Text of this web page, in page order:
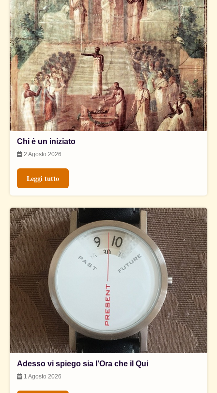
Chi è un iniziato
2 Agosto 2026
Leggi tutto
Adesso vi spiego sia l'Ora che il Qui
1 Agosto 2026